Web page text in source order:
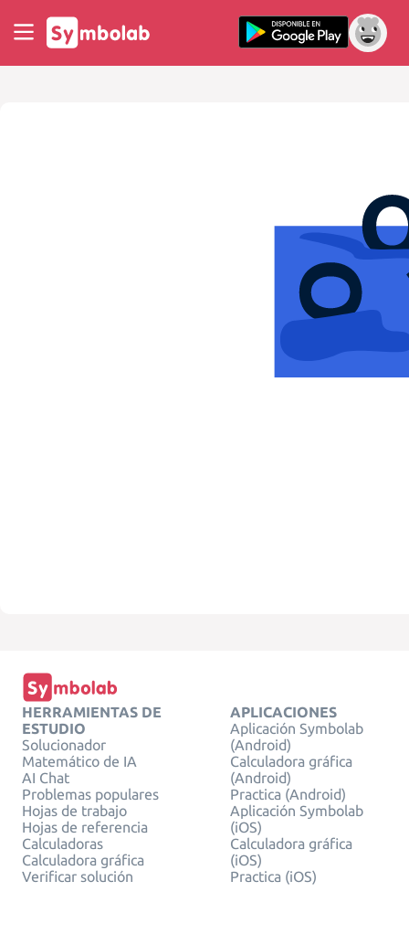
HERRAMIENTAS DE
ESTUDIO
Solucionador
Matemático de IA
AI Chat
Problemas populares
Hojas de trabajo
Hojas de referencia
Calculadoras
Calculadora gráfica
Verificar solución
APLICACIONES
Aplicación Symbolab
(Android)
Calculadora gráfica
(Android)
Practica (Android)
Aplicación Symbolab
(iOS)
Calculadora gráfica
(iOS)
Practica (iOS)